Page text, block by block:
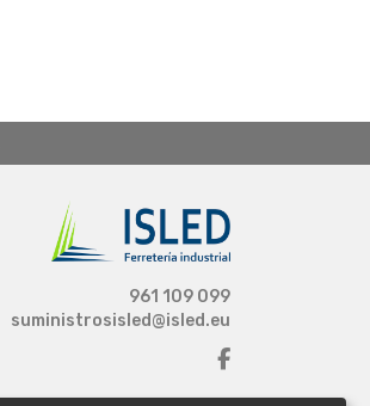
961 109 099
suministrosisled@isled.eu